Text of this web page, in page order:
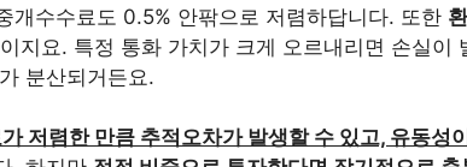
개수수료도 0.5% 안팎으로 저렴하답니다. 또한
지요. 특정 통화 가치가 크게 오르내리면 손실이
분산되거든요.
저렴한 만큼 추적오차가 발생할 수 있고, 유동성